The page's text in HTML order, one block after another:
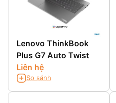
Lenovo ThinkBook
Plus G7 Auto Twist
Liên hệ
So sánh